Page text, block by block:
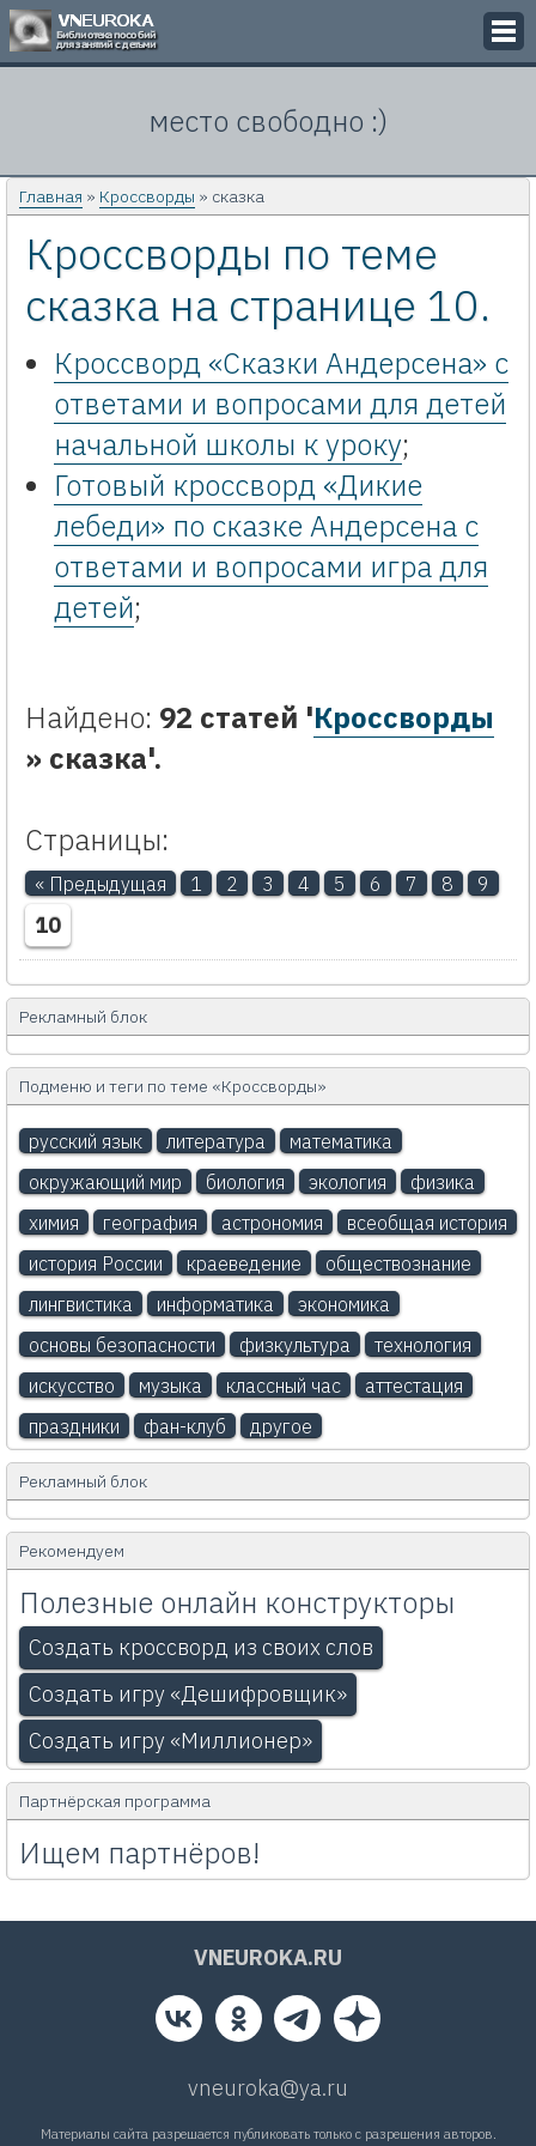
Кроссворды
Презентации
Задачи
Картинки
место свободно :)
Главная » Кроссворды » сказка
Кроссворды по теме
сказка на странице 10.
Кроссворд «Сказки Андерсена» с
ответами и вопросами для детей
начальной школы к уроку;
Готовый кроссворд «Дикие
лебеди» по сказке Андерсена с
ответами и вопросами игра для
детей;
Найдено: 92 статей 'Кроссворды
» сказка'.
Страницы:
« Предыдущая 1 2 3 4 5 6 7 8 9
10
Рекламный блок
Подменю и теги по теме «Кроссворды»
русский язык литература
математика
окружающий мир
биология экология
физика
химия
география астрономия
всеобщая история
история России
краеведение
обществознание
лингвистика
информатика
экономика
основы безопасности
физкультура
технология
искусство
музыка классный час
аттестация
праздники
фан-клуб другое
Рекламный блок
Рекомендуем
Полезные онлайн конструкторы
Создать кроссворд из своих слов
Создать игру «Дешифровщик»
Создать игру «Миллионер»
Партнёрская программа
Ищем партнёров!
VNEUROKA.RU
vneuroka@ya.ru
Материалы сайта разрешается публиковать только с разрешения авторов.